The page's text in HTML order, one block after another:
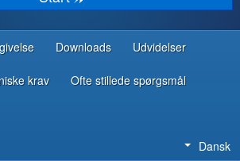
Downloads Udvidelser
krav Ofte stillede spørgsmål
Dansk